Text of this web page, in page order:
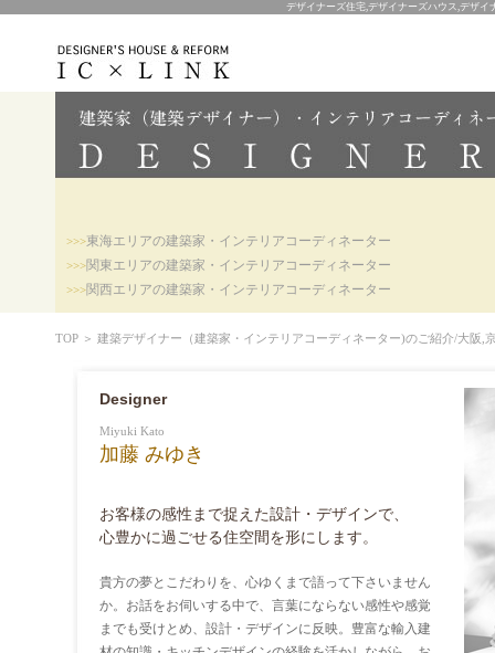
デザイナーズ住宅,デザイナーズハウス,デザ
>>>東海エリアの建築家・インテリアコーディネーター
>>>関東エリアの建築家・インテリアコーディネーター
>>>関西エリアの建築家・インテリアコーディネーター
TOP ＞ 建築デザイナー（建築家・インテリアコーディネーター)のご紹介/大阪,
Designer
Miyuki Kato
加藤 みゆき
お客様の感性まで捉えた設計・デザインで、
心豊かに過ごせる住空間を形にします。
貴方の夢とこだわりを、心ゆくまで語って下さいません
か。お話をお伺いする中で、言葉にならない感性や感覚
までも受けとめ、設計・デザインに反映。豊富な輸入建